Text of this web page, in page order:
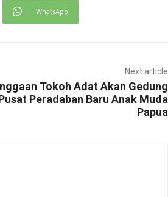
WhatsApp
Next article
Tokoh Adat Akan Gedung
Peradaban Baru Anak Muda
Papua